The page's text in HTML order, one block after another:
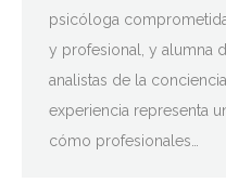
psicóloga
y profesional, y alumna
analistas de la
experiencia representa
cómo profesionales…